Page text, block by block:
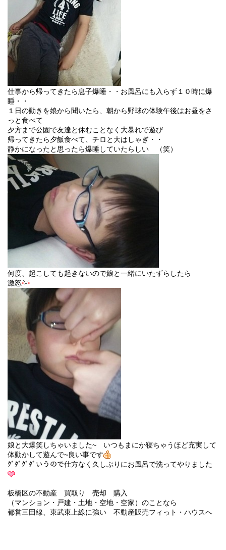
仕事から帰ってきたら息子爆睡・・お風呂にも入らず１０時に爆
睡・・
１日の動きを娘から聞いたら、朝から野球の体験午後はお昼をさ
っと食べて
夕方まで公園で友達と休むことなく大暴れで遊び
帰ってきたら夕飯食べて、チロと大はしゃぎ・・
静かになったと思ったら爆睡していたらしい （笑）
何度、起こしても起きないので娘と一緒にいたずらしたら
激怒
娘と大爆笑しちゃいました~ いつもまにか寝ちゃうほど充実して
体動かして遊んで~良い事です
ｸﾞﾀﾞｸﾞﾀﾞいうので仕方なく久しぶりにお風呂で洗ってやりました
板橋区の不動産 買取り 売却 購入
（マンション・戸建・土地・空地・空家）のことなら
都営三田線、東武東上線に強い 不動産販売フィっト・ハウスへ